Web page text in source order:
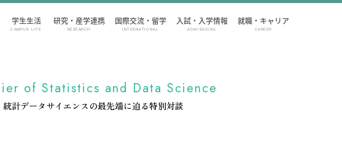
学生生活
CAMPUS LIFE
研究・産学連携
RESEARCH
国際交流・留学
INTERNATIONAL
入試・入学情報
ADMISSIONS
就職・キャリア
CAREER
of Statistics and Data Science
統計データサイエンスの最先端に迫る特別対談